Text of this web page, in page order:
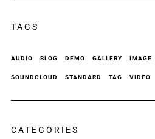
TAGS
AUDIO BLOG DEMO GALLERY IMAGE
SOUNDCLOUD STANDARD TAG VIDEO
CATEGORIES